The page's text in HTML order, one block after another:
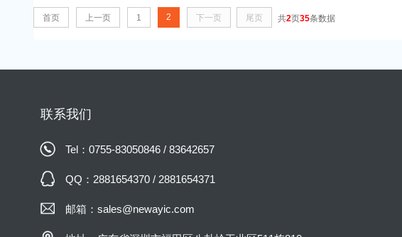
首页 上一页 1 2 下一页 尾页 共2页35条数据
联系我们
Tel：0755-83050846 / 83642657
QQ：2881654370 / 2881654371
邮箱：sales@newayic.com